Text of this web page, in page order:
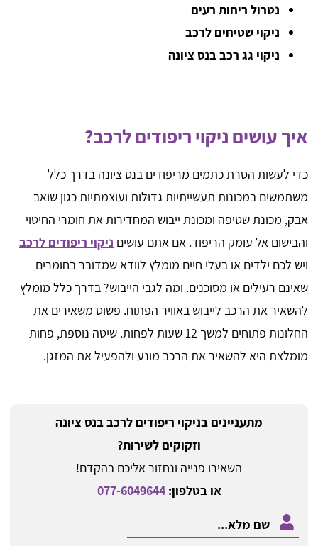
נטרול ריחות רעים
ניקוי שטיחים לרכב
ניקוי גג רכב בנס ציונה
איך עושים ניקוי ריפודים לרכב?
כדי לעשות הסרת כתמים מריפודים בנס ציונה בדרך כלל
משתמשים במכונות תעשייתיות גדולות ועוצמתיות כגון שואב
אבק, מכונת שטיפה ומכונת ייבוש המחדירות את חומרי החיטוי
והבישום אל עומק הריפוד. אם אתם עושים ניקוי ריפודים לרכב
ויש לכם ילדים או בעלי חיים מומלץ לוודא שמדובר בחומרים
שאינם רעילים או מסוכנים. ומה לגבי הייבוש? בדרך כלל מומלץ
להשאיר את הרכב לייבוש באוויר הפתוח. פשוט משאירים את
החלונות פתוחים למשך 12 שעות לפחות. שיטה נוספת, פחות
מומלצת היא להשאיר את הרכב מונע ולהפעיל את המזגן.
מתעניינים בניקוי ריפודים לרכב בנס ציונה
וזקוקים לשירות?
השאירו פנייה ונחזור אליכם בהקדם!
או בטלפון:077-6049644